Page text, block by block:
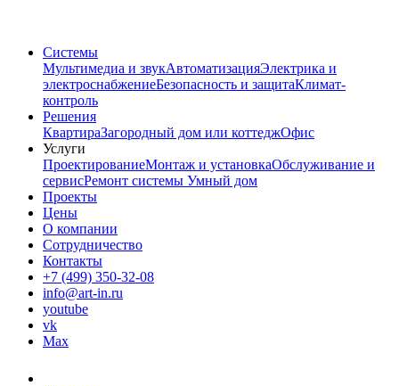
Системы
Мультимедиа и звукАвтоматизацияЭлектрика и
электроснабжениеБезопасность и защитаКлимат-
контроль
Решения
КвартираЗагородный дом или коттеджОфис
Услуги
ПроектированиеМонтаж и установкаОбслуживание и
сервисРемонт системы Умный дом
Проекты
Цены
О компании
Сотрудничество
Контакты
+7 (499) 350-32-08
info@art-in.ru
youtube
vk
Max